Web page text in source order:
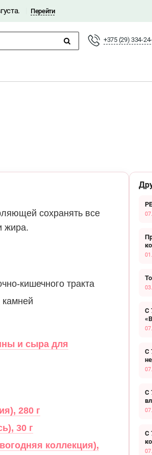
Перейти
+375 (29) 334-
сохранять все
жира.
кишечного тракта
и сыра для
280 г
30 г
коллекция),
С
С
С
С